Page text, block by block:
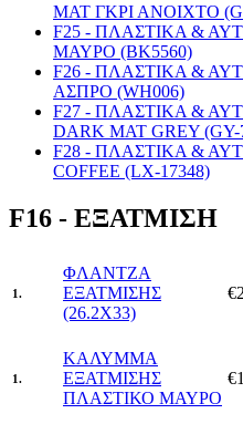
ΜΑΤ ΓΚΡΙ ΑΝΟΙΧΤΟ
F25 - ΠΛΑΣΤΙΚΑ &
ΜΑΥΡΟ (BK5560)
F26 - ΠΛΑΣΤΙΚΑ &
ΑΣΠΡΟ (WH006)
F27 - ΠΛΑΣΤΙΚΑ &
DARK MAT GREY (GY-
F28 - ΠΛΑΣΤΙΚΑ &
COFFEE (LX-17348)
F16 - ΕΞΑΤΜΙΣΗ
1.
ΦΛΑΝΤΖΑ
ΕΞΑΤΜΙΣΗΣ
(26.2X33)
1.
ΚΑΛΥΜΜΑ
ΕΞΑΤΜΙΣΗΣ
ΠΛΑΣΤΙΚΟ ΜΑΥΡΟ